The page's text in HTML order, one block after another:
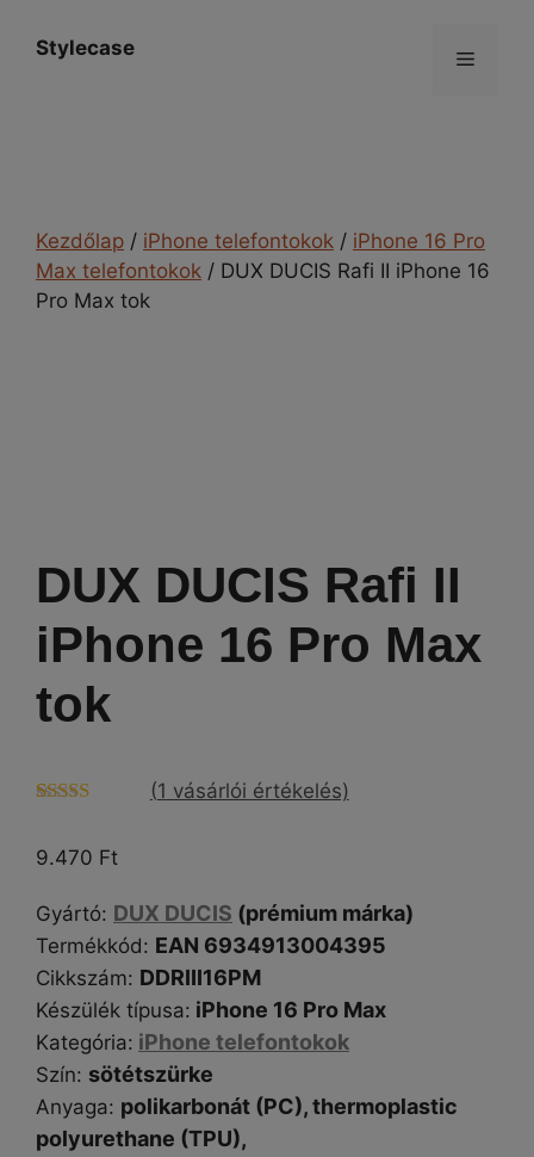
Stylecase Menü
Kezdőlap / iPhone telefontokok / iPhone 16 Pro
Max telefontokok / DUX DUCIS Rafi II iPhone 16
Pro Max tok
DUX DUCIS Rafi II
iPhone 16 Pro Max
tok
ből,
alapján
(1 vásárlói értékelés)
9.470 Ft
Gyártó: DUX DUCIS (prémium márka)
Termékkód: EAN 6934913004395
Cikkszám: DDRIII16PM
Készülék típusa: iPhone 16 Pro Max
Kategória: iPhone telefontokok
Szín: sötétszürke
Anyaga: polikarbonát (PC),thermoplastic
polyurethane (TPU),